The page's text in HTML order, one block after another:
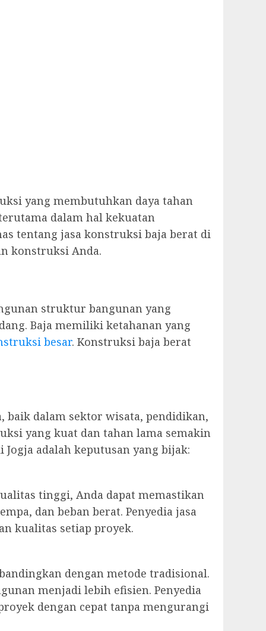
yang membutuhkan daya tahan
dalam hal kekuatan
tentang jasa konstruksi baja berat di
konstruksi Anda.
struktur bangunan yang
Baja memiliki ketahanan yang
besar. Konstruksi baja berat
baik dalam sektor wisata, pendidikan,
yang kuat dan tahan lama semakin
adalah keputusan yang bijak:
tinggi, Anda dapat memastikan
dan beban berat. Penyedia jasa
kualitas setiap proyek.
dengan metode tradisional.
menjadi lebih efisien. Penyedia
dengan cepat tanpa mengurangi